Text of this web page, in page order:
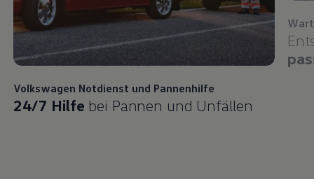
Volkswagen Notdienst und Pannenhilfe
24/7 Hilfe bei Pannen und Unfällen